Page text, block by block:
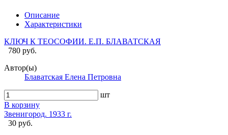
Описание
Характеристики
КЛЮЧ К ТЕОСОФИИ. Е.П. БЛАВАТСКАЯ
780 руб.
Автор(ы)
Блаватская Елена Петровна
шт
В корзину
Звенигород. 1933 г.
30 руб.